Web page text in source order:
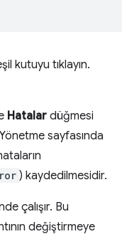
kutuyu tıklayın.
Hatalar düğmesi
sayfasında
) kaydedilmesidir.
çalışır. Bu
değiştirmeye